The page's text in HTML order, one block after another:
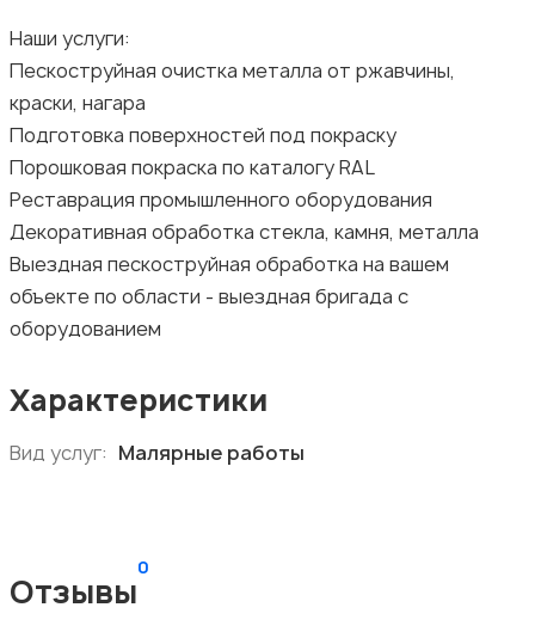
Наши услуги:
Пескоструйная очистка металла от ржавчины,
краски, нагара
Подготовка поверхностей под покраску
Порошковая покраска по каталогу RAL
Реставрация промышленного оборудования
Декоративная обработка стекла, камня, металла
Выездная пескоструйная обработка на вашем
объекте по области - выездная бригада с
оборудованием
Характеристики
Вид услуг: Малярные работы
Отзывы
0